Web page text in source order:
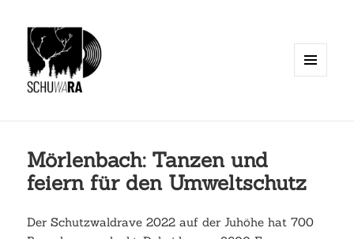
Mörlenbach: Tanzen und
feiern für den Umweltschutz
Der Schutzwaldrave 2022 auf der Juhöhe hat 700